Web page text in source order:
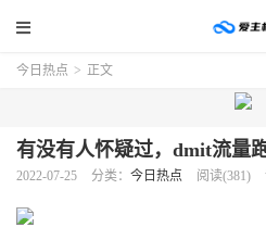
今日热点 > 正文
有没有人怀疑过，dmit流量
2022-07-25 分类： 今日热点 阅读(381)